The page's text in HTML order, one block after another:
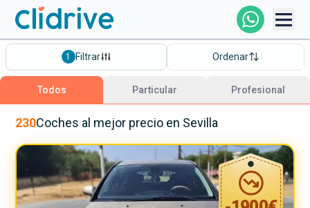
Comprar Coche
Todos Los Coches
Profesional
Particular
1 Filtrar Ordenar
Todos Particular Profesional
230Coches al mejor precio en Sevilla